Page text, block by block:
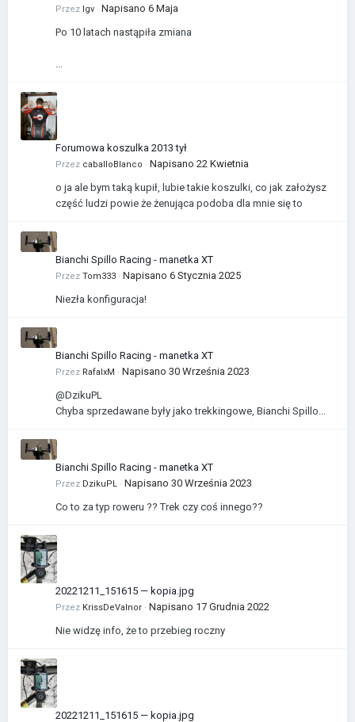
Przez Igv · Napisano 6 Maja
Po 10 latach nastąpiła zmiana
Forumowa koszulka 2013 tył
Przez caballoBlanco · Napisano 22 Kwietnia
o ja ale bym taką kupił, lubie takie koszulki, co jak założysz
część ludzi powie że żenująca podoba dla mnie się to
Bianchi Spillo Racing - manetka XT
Przez Tom333 · Napisano 6 Stycznia 2025
Niezła konfiguracja!
Bianchi Spillo Racing - manetka XT
Przez RafalxM · Napisano 30 Września 2023
@DzikuPL
Chyba sprzedawane były jako trekkingowe, Bianchi Spillo...
Bianchi Spillo Racing - manetka XT
Przez DzikuPL · Napisano 30 Września 2023
Co to za typ roweru ?? Trek czy coś innego??
20221211_151615 — kopia.jpg
Przez KrissDeValnor · Napisano 17 Grudnia 2022
Nie widzę info, że to przebieg roczny
20221211_151615 — kopia.jpg